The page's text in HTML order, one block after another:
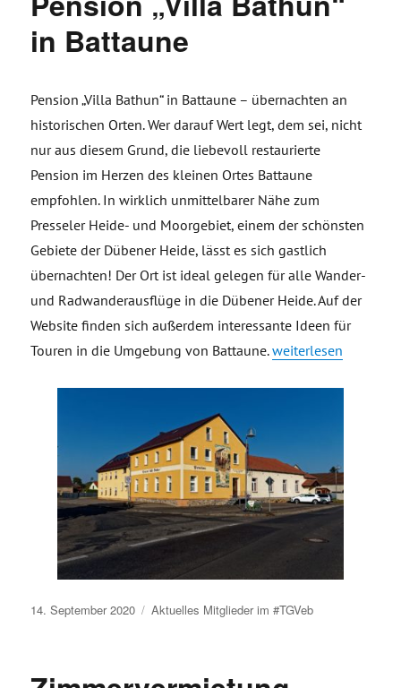
in Battaune
Pension „Villa Bathun“ in Battaune – übernachten an
historischen Orten. Wer darauf Wert legt, dem sei, nicht
nur aus diesem Grund, die liebevoll restaurierte
Pension im Herzen des kleinen Ortes Battaune
empfohlen. In wirklich unmittelbarer Nähe zum
Presseler Heide- und Moorgebiet, einem der schönsten
Gebiete der Dübener Heide, lässt es sich gastlich
übernachten! Der Ort ist ideal gelegen für alle Wander-
und Radwanderausflüge in die Dübener Heide. Auf der
Website finden sich außerdem interessante Ideen für
Touren in die Umgebung von Battaune.„Pension „Villa
weiterlesen
Veröffentlicht
14. September 2020 Aktuelles Mitglieder im #TGVeb